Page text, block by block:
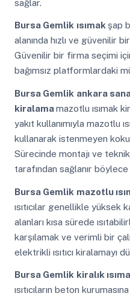
sağlar.
Bursa Gemlik ısımak şap
alanında hızlı ve güvenilir
Güvenilir bir firma seçimi
bağımsız platformlardaki
Bursa Gemlik ankara
kiralamamazotlu ısımak
yakıt kullanımıyla mazotlu
kullanarak istenmeyen
Sürecinde montajı ve
tarafından sağlanır
Bursa Gemlik mazotlu
ısıtıcılar genellikle yüksek
alanları kısa sürede
karşılamak ve verimli bir
elektrikli ısıtıcı kiralamayı
Bursa Gemlik kiralık
ısıtıcıların beton